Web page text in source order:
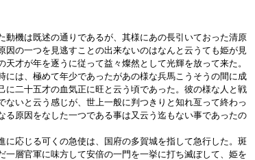
機は既述の通りであるが、其様にあの長引いておった清原
因の一つを見逃すことの出来ないのはなんと云うても姫が見
才が年を逐うに従って益々燦然として光輝を放って来た。
は、極めて年少であったがあの様な兵馬こうそうの間に成
に二十五才の血気正に旺と云う頃であった。彼の様な人と戦
ないと云う感じが、世上一般に判つきりと知れ亙って終わっ
る原因をなした一つである事は又云う迄もない事であったの
応じる可くの急使は、国府の多賀城を指して急行した。斑
一層官軍に味方して安倍の一門を一挙に打ち滅ぼして、姫を